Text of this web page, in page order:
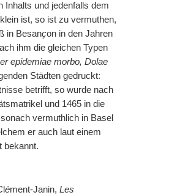
und jedenfalls dem
ist, so ist zu vermuthen,
in Besançon in den Jahren
ihm die gleichen Typen
epidemiae morbo, Dolae
Städten gedruckt:
betrifft, so wurde nach
und 1465 in die
vermuthlich in Basel
er auch laut einem
bekannt.
ément-Janin, Les